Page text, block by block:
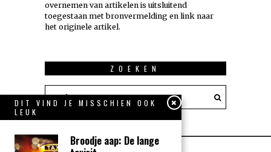
overnemen van artikelen is uitsluitend
toegestaan met bronvermelding en link naar
het originele artikel.
ZOEKEN
DIT VIND JE MISSCHIEN OOK
LEUK
Broodje aap: De lange